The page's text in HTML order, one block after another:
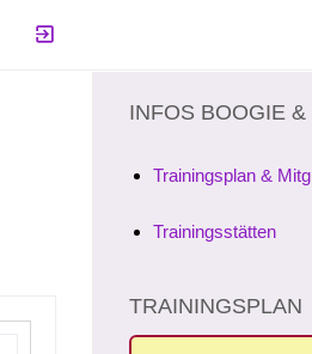
INFOS BOOGIE &
Trainingsplan &
Trainingsstätten
TRAININGSPLAN